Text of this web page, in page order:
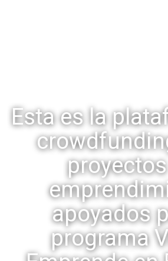
Esta es la
apoyados
programa